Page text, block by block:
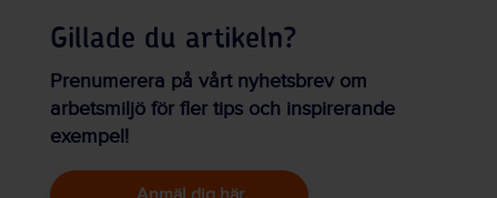
Gillade du artikeln?
Prenumerera på vårt nyhetsbrev om
arbetsmiljö för fler tips och inspirerande
exempel!